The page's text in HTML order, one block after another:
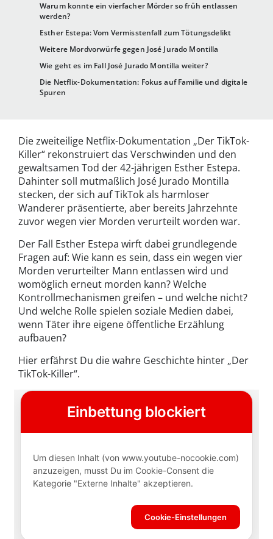
Warum konnte ein vierfacher Mörder so früh entlassen
werden?
Esther Estepa: Vom Vermisstenfall zum Tötungsdelikt
Weitere Mordvorwürfe gegen José Jurado Montilla
Wie geht es im Fall José Jurado Montilla weiter?
Die Netflix-Dokumentation: Fokus auf Familie und digitale
Spuren
Die zweiteilige Netflix-Dokumentation „Der TikTok-
Killer“ rekonstruiert das Verschwinden und den
gewaltsamen Tod der 42-jährigen Esther Estepa.
Dahinter soll mutmaßlich José Jurado Montilla
stecken, der sich auf TikTok als harmloser
Wanderer präsentierte, aber bereits Jahrzehnte
zuvor wegen vier Morden verurteilt worden war.
Der Fall Esther Estepa wirft dabei grundlegende
Fragen auf: Wie kann es sein, dass ein wegen vier
Morden verurteilter Mann entlassen wird und
womöglich erneut morden kann? Welche
Kontrollmechanismen greifen – und welche nicht?
Und welche Rolle spielen soziale Medien dabei,
wenn Täter ihre eigene öffentliche Erzählung
aufbauen?
Hier erfährst Du die wahre Geschichte hinter „Der
TikTok-Killer“.